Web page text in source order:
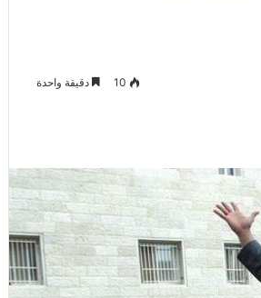
10 دقيقة واحدة